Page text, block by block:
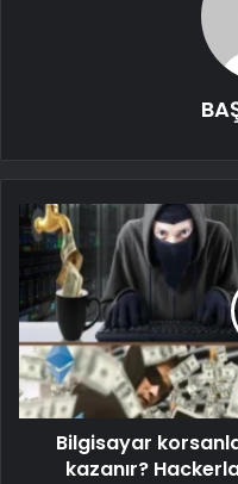
Bilgisayar
kazanır?